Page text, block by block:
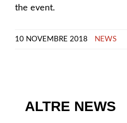
the event.
10 NOVEMBRE 2018 NEWS
ALTRE NEWS